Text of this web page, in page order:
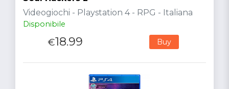
Videogiochi - Playstation 4 - RPG - Italiana
Disponibile
€18.99 Buy